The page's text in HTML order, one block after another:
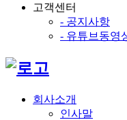
고객센터
- 공지사항
- 유튜브동영
회사소개
인사말